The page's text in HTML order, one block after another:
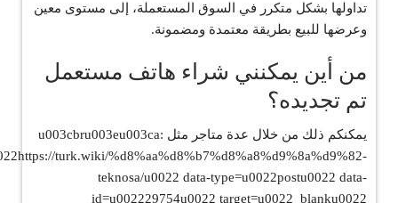
تداولها بشكل متكرر في السوق المستعملة، إلى مستوى معين
وعرضها للبيع بطريقة معتمدة ومضمونة.
من أين يمكنني شراء هاتف مستعمل
تم تجديده؟
يمكنكم ذلك من خلال عدة متاجر مثل :u003cbru003eu003ca
turk.wiki/%d8%aa%d8%b7%d8%a8%d9%8a%d9%82-
teknosa/u0022 data-type=u0022postu0022 data-
id=u002229754u0022 target=u0022_blanku0022